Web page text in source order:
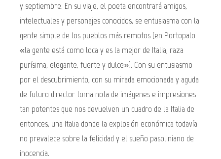
y septiembre. En su viaje, el poeta encontrará amigos,
intelectuales y personajes conocidos, se entusiasma con la
gente simple de los pueblos más remotos (en Portopalo
«la gente está como loca y es la mejor de Italia, raza
purísima, elegante, fuerte y dulce»). Con su entusiasmo
por el descubrimiento, con su mirada emocionada y aguda
de futuro director toma nota de imágenes e impresiones
tan potentes que nos devuelven un cuadro de la Italia de
entonces, una Italia donde la explosión económica todavía
no prevalece sobre la felicidad y el sueño pasoliniano de
inocencia.